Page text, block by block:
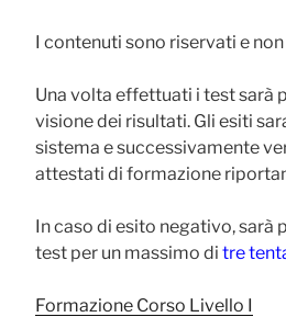
I contenuti sono riservati e
Una volta effettuati i test sarà
visione dei risultati. Gli esiti
sistema e successivamente
attestati di formazione
In caso di esito negativo, sarà
test per un massimo di tre
Formazione Corso Livello I